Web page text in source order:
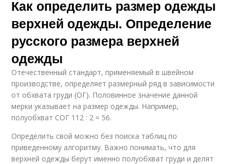
Как определить размер одежды
верхней одежды. Определение
русского размера верхней
одежды
Отечественный стандарт, применяемый в швейном
производстве, определяет размерный ряд в зависимости
от обхвата груди (ОГ). Половинное значение данной
мерки указывает на размер одежды. Например,
полуобхват СОГ 112 : 2 = 56.
Определить свой можно без поиска таблиц по
приведенному алгоритму. Важно понимать, что для
верхней одежды берут именно полуобхват груди и делят